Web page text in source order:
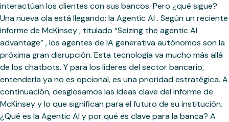
interactúan los clientes con sus bancos. Pero ¿qué sigue?
Una nueva ola está llegando: la Agentic AI . Según un reciente
informe de McKinsey , titulado “Seizing the agentic AI
advantage” , los agentes de IA generativa autónomos son la
próxima gran disrupción. Esta tecnología va mucho más allá
de los chatbots. Y para los líderes del sector bancario,
entenderla ya no es opcional, es una prioridad estratégica. A
continuación, desglosamos las ideas clave del informe de
McKinsey y lo que significan para el futuro de su institución.
¿Qué es la Agentic AI y por qué es clave para la banca? A